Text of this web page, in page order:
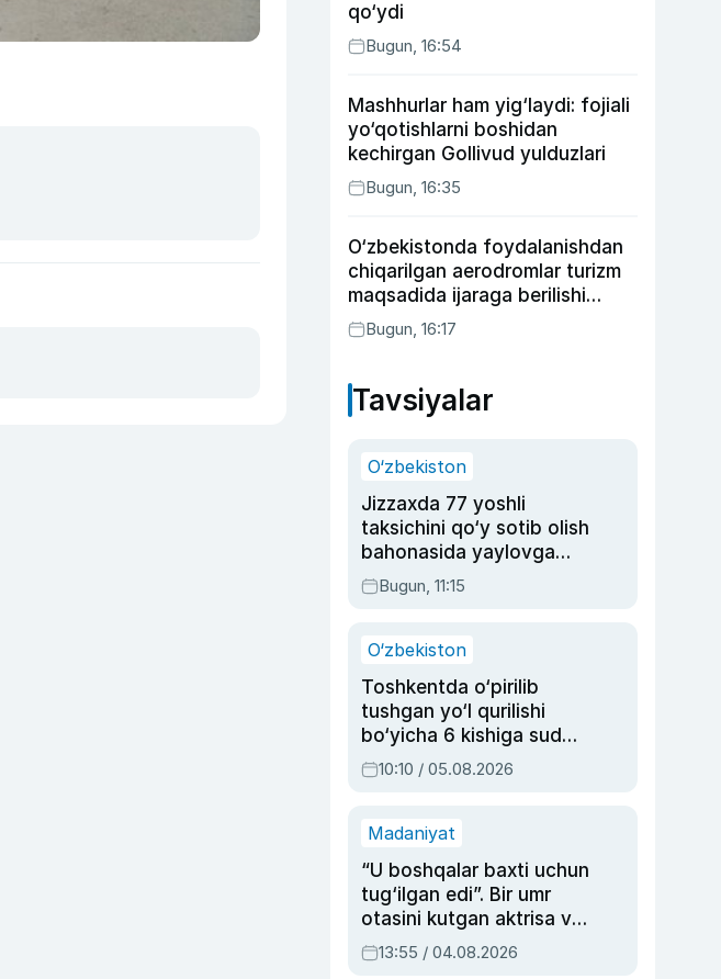
qo‘ydi
Bugun, 16:54
Mashhurlar ham yig‘laydi: fojiali
yo‘qotishlarni boshidan
kechirgan Gollivud yulduzlari
Bugun, 16:35
O‘zbekistonda foydalanishdan
chiqarilgan aerodromlar turizm
maqsadida ijaraga berilishi
mumkin
Bugun, 16:17
Tavsiyalar
O‘zbekiston
Jizzaxda 77 yoshli
taksichini qo‘y sotib olish
bahonasida yaylovga
olib borib o‘ldirgan yigit
20 yilga qamaldi
Bugun, 11:15
O‘zbekiston
Toshkentda o‘pirilib
tushgan yo‘l qurilishi
bo‘yicha 6 kishiga sud
hukmi o‘qildi
10:10 / 05.08.2026
Madaniyat
“U boshqalar baxti uchun
tug‘ilgan edi”. Bir umr
otasini kutgan aktrisa va
dublyaj ustasi Rimma
Ahmedovaning
13:55 / 04.08.2026